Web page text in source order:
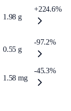
1.98 g
+224.6%
0.55 g
-97.2%
1.58 mg
-45.3%